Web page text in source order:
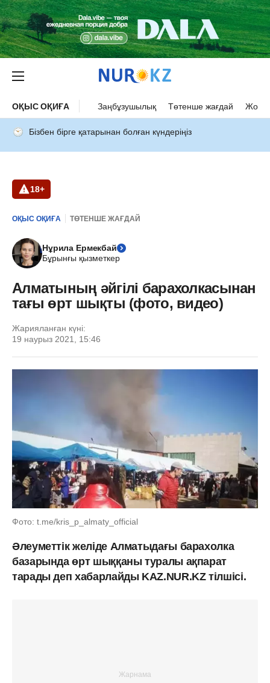
ОҚЫС ОҚИҒА Заңбұзушылық Төтенше жағдай Жол
Бізбен бірге қатарынан болған күндеріңіз
18+
ОҚЫС ОҚИҒА ТӨТЕНШЕ ЖАҒДАЙ
Нұрила Ермекбай
Бұрынғы қызметкер
Алматының әйгілі барахолкасынан
тағы өрт шықты (фото, видео)
Жарияланған күні:
19 наурыз 2021, 15:46
Фото: t.me/kris_p_almaty_official
Әлеуметтік желіде Алматыдағы барахолка
базарында өрт шыққаны туралы ақпарат
тарады деп хабарлайды KAZ.NUR.KZ тілшісі.